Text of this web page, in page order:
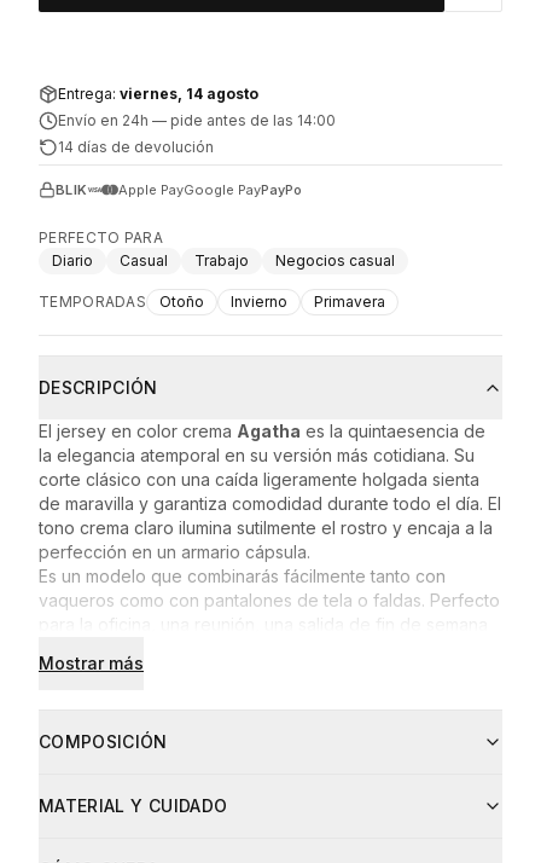
Entrega: viernes, 14 agosto
Envío en 24h — pide antes de las 14:00
14 días de devolución
BLIK Apple PayGoogle PayPayPo
PERFECTO PARA
Diario
Casual Trabajo Negocios casual
TEMPORADAS Otoño Invierno Primavera
DESCRIPCIÓN
El jersey en color crema Agatha es la quintaesencia de
la elegancia atemporal en su versión más cotidiana. Su
corte clásico con una caída ligeramente holgada sienta
de maravilla y garantiza comodidad durante todo el día. El
tono crema claro ilumina sutilmente el rostro y encaja a la
perfección en un armario cápsula.
Es un modelo que combinarás fácilmente tanto con
vaqueros como con pantalones de tela o faldas. Perfecto
para la oficina, una reunión, una salida de fin de semana
cómoda sin renunciar al estilo.
Mostrar más
COMPOSICIÓN
Lana: 40%
Poliamida: 20%
MATERIAL Y CUIDADO
Material